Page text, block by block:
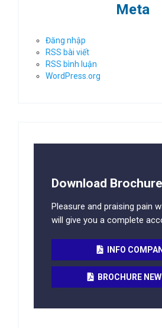
Meta
Đăng nhập
RSS bài viết
RSS bình luận
WordPress.org
Download
Pleasure and praising pain
will give you a complete
INFO
BROCHURE